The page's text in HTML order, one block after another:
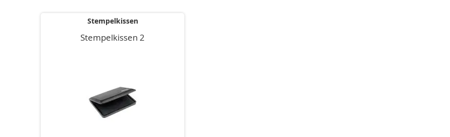
Stempelkissen
Stempelkissen 2